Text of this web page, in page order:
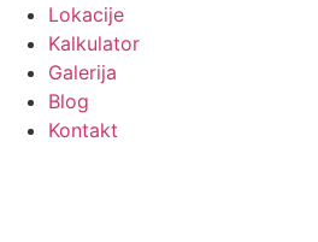
Lokacije
Kalkulator
Galerija
Blog
Kontakt